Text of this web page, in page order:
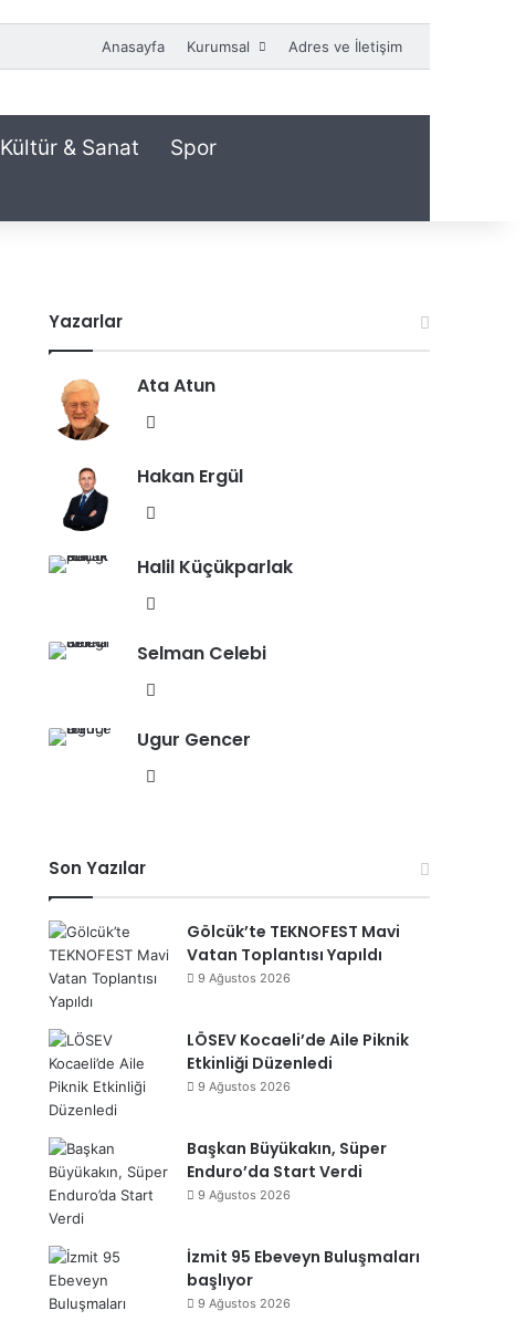
Anasayfa Kurumsal Adres ve İletişim
Kültür & Sanat Spor
Yazarlar
Ata Atun
sit
Hakan Ergül
sit
Halil Küçükparlak
sit
Selman Celebi
sit
Ugur Gencer
Son Yazılar
Gölcük’te TEKNOFEST Mavi
Vatan Toplantısı Yapıldı
9 Ağustos 2026
LÖSEV Kocaeli’de Aile Piknik
Etkinliği Düzenledi
9 Ağustos 2026
Başkan Büyükakın, Süper
Enduro’da Start Verdi
9 Ağustos 2026
İzmit 95 Ebeveyn Buluşmaları
başlıyor
9 Ağustos 2026